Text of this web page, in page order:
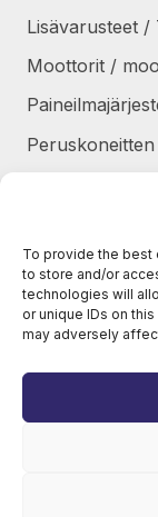
To provide the
to store and/or
technologies will
or unique IDs on
may adversely
Lisävarusteet
Moottorit /
Suojapellit /
Tankit / Säiliöt
Voimansiirto